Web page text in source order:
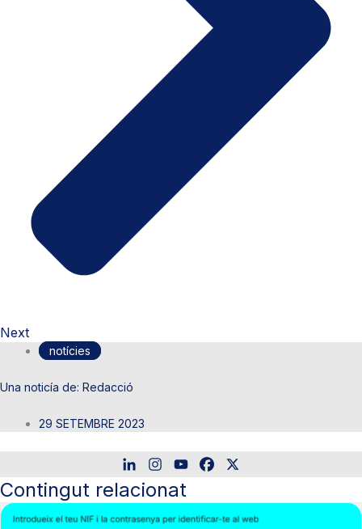
Next
notícies
Redacció
29 SETEMBRE 2023
Contingut relacionat